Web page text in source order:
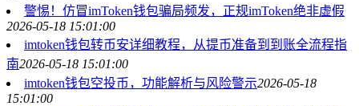
警惕！仿冒imToken钱包骗局频发，正规imToken绝非虚假
2026-05-18 15:01:00
imtoken钱包转币安详细教程，从提币准备到到账全流程指
南2026-05-18 15:01:00
imtoken钱包空投币，功能解析与风险警示2026-05-18
15:01:00